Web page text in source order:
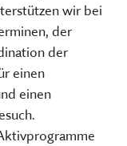
wir bei
der
der
einen
einen